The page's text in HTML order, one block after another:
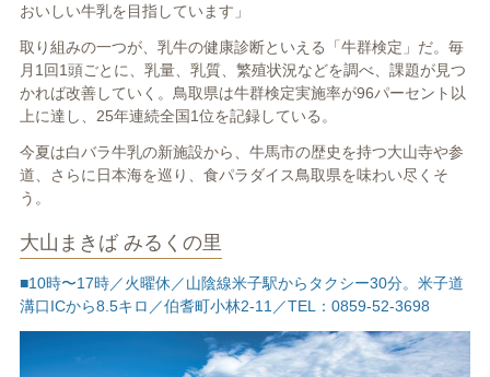
おいしい牛乳を目指しています」
取り組みの一つが、乳牛の健康診断といえる「牛群検定」だ。毎
月1回1頭ごとに、乳量、乳質、繁殖状況などを調べ、課題が見つ
かれば改善していく。鳥取県は牛群検定実施率が96パーセント以
上に達し、25年連続全国1位を記録している。
今夏は白バラ牛乳の新施設から、牛馬市の歴史を持つ大山寺や参
道、さらに日本海を巡り、食パラダイス鳥取県を味わい尽くそ
う。
大山まきば みるくの里
■10時〜17時／火曜休／山陰線米子駅からタクシー30分。米子道
溝口ICから8.5キロ／伯耆町小林2-11／TEL：0859-52-3698